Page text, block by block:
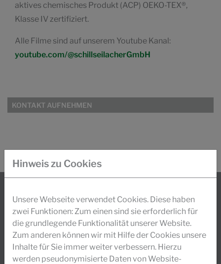
aktives chemisches Produkt (ACP) OEKO-TEX®,
Klasse IV zertifiziert.
Alle Filme sind auf unserem Youtube Kanal:
youtube.com/@schillseilacherGmbH
KONTAKT AUFNEHMEN
INFO
Weltweit stehen heute rund 900 Mitarbeiter für
den Erfolg der Unternehmensgruppe Schill +
Seilacher, die sich in Stiftungsbesitz befindet.
Hinweis zu Cookies
Unsere Webseite verwendet Cookies. Diese haben
zwei Funktionen: Zum einen sind sie erforderlich für
die grundlegende Funktionalität unserer Website.
Zum anderen können wir mit Hilfe der Cookies unsere
Inhalte für Sie immer weiter verbessern. Hierzu
werden pseudonymisierte Daten von Website-